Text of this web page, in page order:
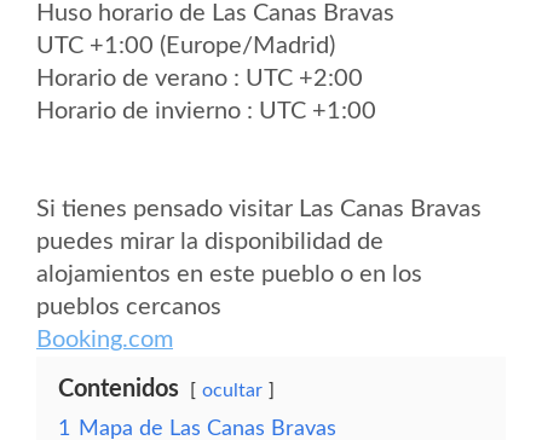
Huso horario de Las Canas Bravas
UTC +1:00 (Europe/Madrid)
Horario de verano : UTC +2:00
Horario de invierno : UTC +1:00
Si tienes pensado visitar Las Canas Bravas
puedes mirar la disponibilidad de
alojamientos en este pueblo o en los
pueblos cercanos
Booking.com
Contenidos ocultar
1
Mapa de Las Canas Bravas